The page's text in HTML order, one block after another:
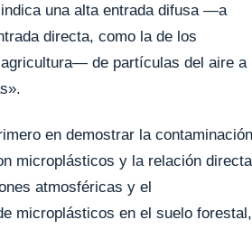
una alta entrada difusa —a
directa, como la de los
de partículas del aire a
en demostrar la contaminación
microplásticos y la relación directa
atmosféricas y el
microplásticos en el suelo forestal,